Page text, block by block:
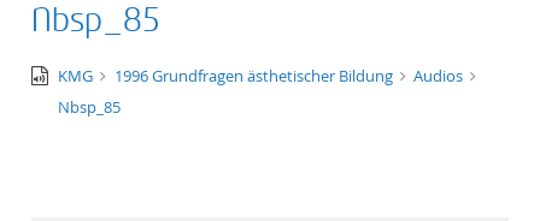
Nbsp_85
audio/x-
wav
KMG 1996 Grundfragen ästhetischer Bildung
Audios
Nbsp_85